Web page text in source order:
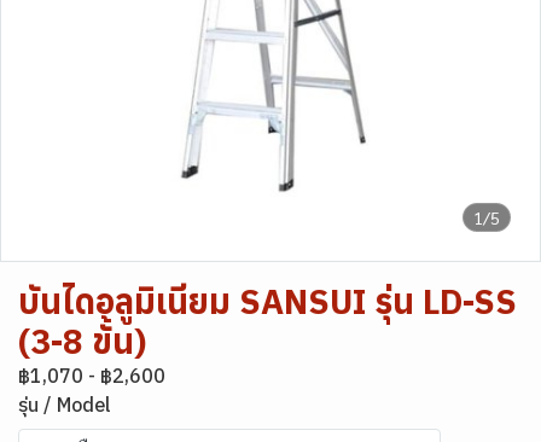
1/5
บันไดอลูมิเนียม SANSUI รุ่น LD-SS
(3-8 ขั้น)
฿1,070 - ฿2,600
รุ่น / Model